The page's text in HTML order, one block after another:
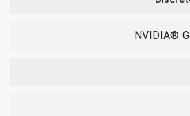
NVIDIA®